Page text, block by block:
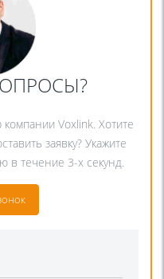
Voxlink. Хотите
заявку? Укажите
в течение 3-х секунд.